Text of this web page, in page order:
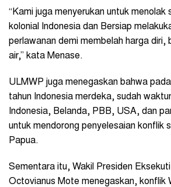
“Kami juga menyerukan untuk menolak
kolonial Indonesia dan Bersiap
perlawanan demi membelah harga diri,
air,” kata Menase.
ULMWP juga menegaskan bahwa
tahun Indonesia merdeka, sudah
Indonesia, Belanda, PBB, USA, dan
untuk mendorong penyelesaian konflik
Papua.
Sementara itu, Wakil Presiden
Octovianus Mote menegaskan, konflik